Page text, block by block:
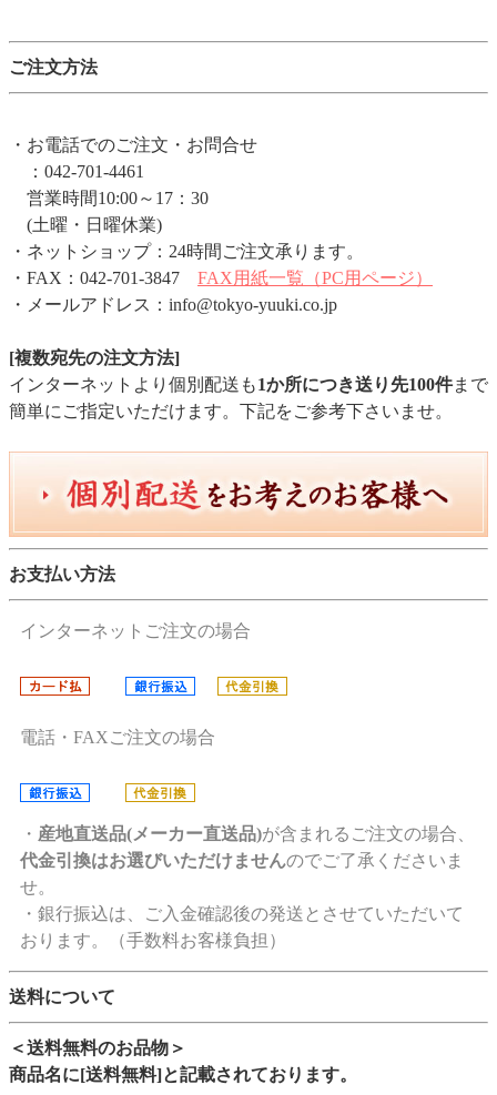
ご注文方法
・お電話でのご注文・お問合せ
：042-701-4461
営業時間10:00～17：30
(土曜・日曜休業)
・ネットショップ：24時間ご注文承ります。
・FAX：042-701-3847 FAX用紙一覧（PC用ページ）
・メールアドレス：info@tokyo-yuuki.co.jp
[複数宛先の注文方法]
インターネットより個別配送も1か所につき送り先100件まで
簡単にご指定いただけます。下記をご参考下さいませ。
お支払い方法
インターネットご注文の場合
電話・FAXご注文の場合
・ 産地直送品(メーカー直送品)が含まれるご注文の場合、
代金引換はお選びいただけませんのでご了承くださいま
せ。
・銀行振込は、ご入金確認後の発送とさせていただいて
おります。（手数料お客様負担）
送料について
＜送料無料のお品物＞
商品名に[送料無料]と記載されております。